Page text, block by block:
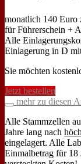
monatlich 140 Euro
für Führerschein +
Alle
Einlagerung in D
Sie möchten
Jetzt bestellen
mehr zu diesen
Alle Stammzellen
Jahre lang nach
eingelagert. Alle
Einmalbetrag für 18